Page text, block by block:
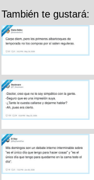
También te gustará: